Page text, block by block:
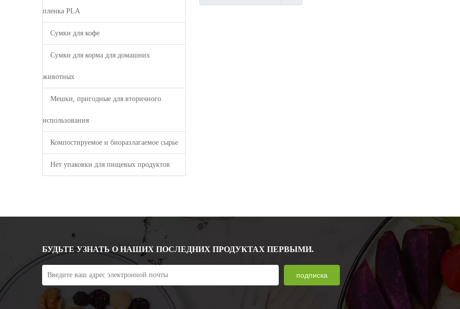
пленка PLA
Сумки для кофе
Сумки для корма для домашних
животных
Мешки, пригодные для вторичного
использования
Компостируемое и биоразлагаемое сырье
Нет упаковки для пищевых продуктов
БУДЬТЕ УЗНАТЬ О НАШИХ ПОСЛЕДНИХ ПРОДУКТАХ ПЕРВЫМИ.
подписка